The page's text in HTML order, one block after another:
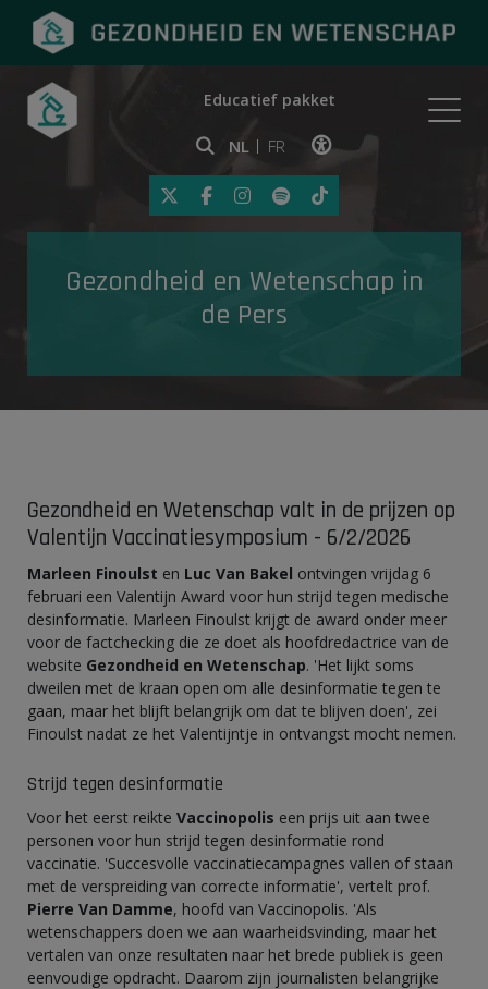
Onderwerpen
Gezondheid in de media
Educatief pakket
NL FR
Klik op deze link om
Gezondheid en Wetenschap in
de Pers
Gezondheid en Wetenschap valt in de prijzen op
Valentijn Vaccinatiesymposium - 6/2/2026
Marleen Finoulst en Luc Van Bakel ontvingen vrijdag 6
februari een Valentijn Award voor hun strijd tegen medische
desinformatie. Marleen Finoulst krijgt de award onder meer
voor de factchecking die ze doet als hoofdredactrice van de
website Gezondheid en Wetenschap. 'Het lijkt soms
dweilen met de kraan open om alle desinformatie tegen te
gaan, maar het blijft belangrijk om dat te blijven doen', zei
Finoulst nadat ze het Valentijntje in ontvangst mocht nemen.
Strijd tegen desinformatie
Voor het eerst reikte Vaccinopolis een prijs uit aan twee
personen voor hun strijd tegen desinformatie rond
vaccinatie. 'Succesvolle vaccinatiecampagnes vallen of staan
met de verspreiding van correcte informatie', vertelt prof.
Pierre Van Damme, hoofd van Vaccinopolis. 'Als
wetenschappers doen we aan waarheidsvinding, maar het
vertalen van onze resultaten naar het brede publiek is geen
eenvoudige opdracht. Daarom zijn journalisten belangrijke